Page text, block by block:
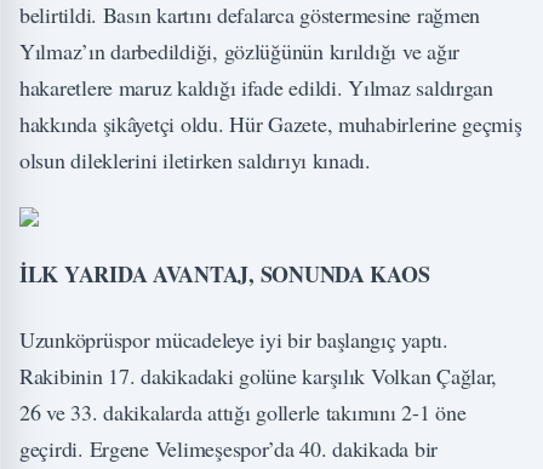
belirtildi. Basın kartını defalarca göstermesine rağmen
Yılmaz’ın darbedildiği, gözlüğünün kırıldığı ve ağır
hakaretlere maruz kaldığı ifade edildi. Yılmaz saldırgan
hakkında şikâyetçi oldu. Hür Gazete, muhabirlerine geçmiş
olsun dileklerini iletirken saldırıyı kınadı.
İLK YARIDA AVANTAJ, SONUNDA KAOS
Uzunköprüspor mücadeleye iyi bir başlangıç yaptı.
Rakibinin 17. dakikadaki golüne karşılık Volkan Çağlar,
26 ve 33. dakikalarda attığı gollerle takımını 2-1 öne
geçirdi. Ergene Velimeşespor’da 40. dakikada bir